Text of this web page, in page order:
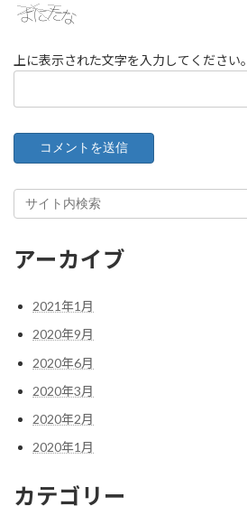
上に表示された文字を入力してください。
アーカイブ
2021年1月
2020年9月
2020年6月
2020年3月
2020年2月
2020年1月
カテゴリー